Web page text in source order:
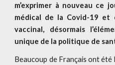
m’exprimer à nouveau ce
médical de la Covid-19
vaccinal, désormais
unique de la politique de
Beaucoup de Français ont